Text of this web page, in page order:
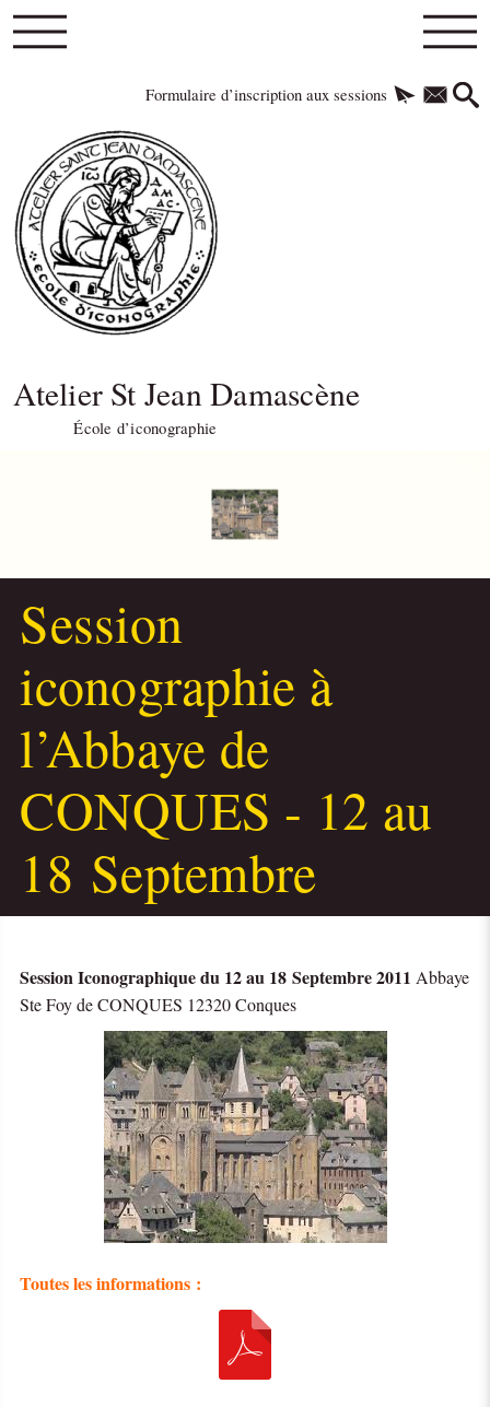
Formulaire d’inscription aux sessions
Atelier St Jean Damascène
École d’iconographie
Session
iconographie à
l’Abbaye de
CONQUES - 12 au
18 Septembre
Session Iconographique du 12 au 18 Septembre 2011 Abbaye
Ste Foy de CONQUES 12320 Conques
Toutes les informations :